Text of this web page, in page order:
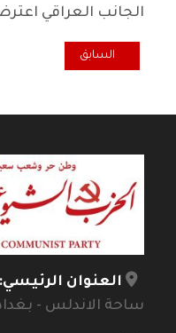
الجانب العراقي
المقال السابق: الشيوعي
السابق
العنوان الرئيسي:
ساحة الاندلس -